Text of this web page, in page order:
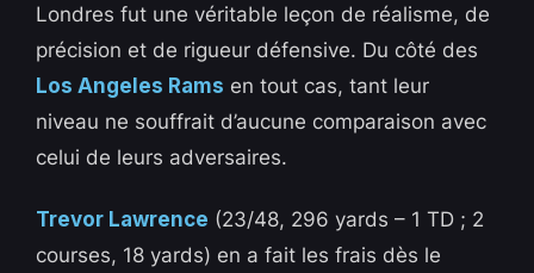
Londres fut une véritable leçon de réalisme, de
précision et de rigueur défensive. Du côté des
Los Angeles Rams en tout cas, tant leur
niveau ne souffrait d’aucune comparaison avec
celui de leurs adversaires.
Trevor Lawrence (23/48, 296 yards – 1 TD ; 2
courses, 18 yards) en a fait les frais dès le